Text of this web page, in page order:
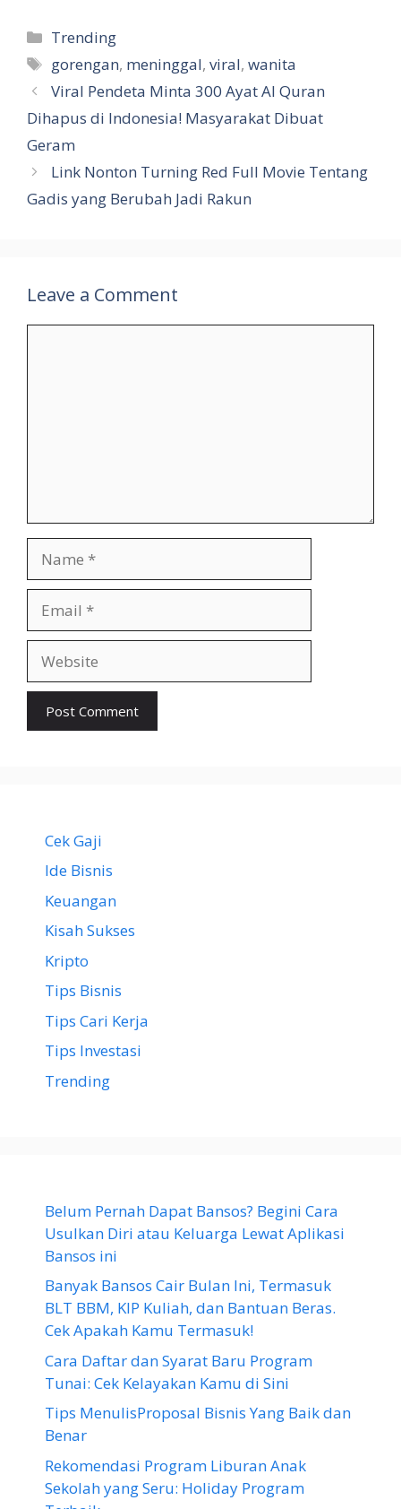
Categories
Trending
Tags
gorengan, meninggal,viral,wanita
Viral Pendeta Minta 300 Ayat Al Quran
Dihapus di Indonesia! Masyarakat Dibuat
Geram
Link Nonton Turning Red Full Movie Tentang
Gadis yang Berubah Jadi Rakun
Leave a Comment
Cek Gaji
Ide Bisnis
Keuangan
Kisah Sukses
Kripto
Tips Bisnis
Tips Cari Kerja
Tips Investasi
Trending
Belum Pernah Dapat Bansos? Begini Cara
Usulkan Diri atau Keluarga Lewat Aplikasi
Bansos ini
Banyak Bansos Cair Bulan Ini, Termasuk
BLT BBM, KIP Kuliah, dan Bantuan Beras.
Cek Apakah Kamu Termasuk!
Cara Daftar dan Syarat Baru Program
Tunai: Cek Kelayakan Kamu di Sini
Tips MenulisProposal Bisnis Yang Baik dan
Benar
Rekomendasi Program Liburan Anak
Sekolah yang Seru: Holiday Program